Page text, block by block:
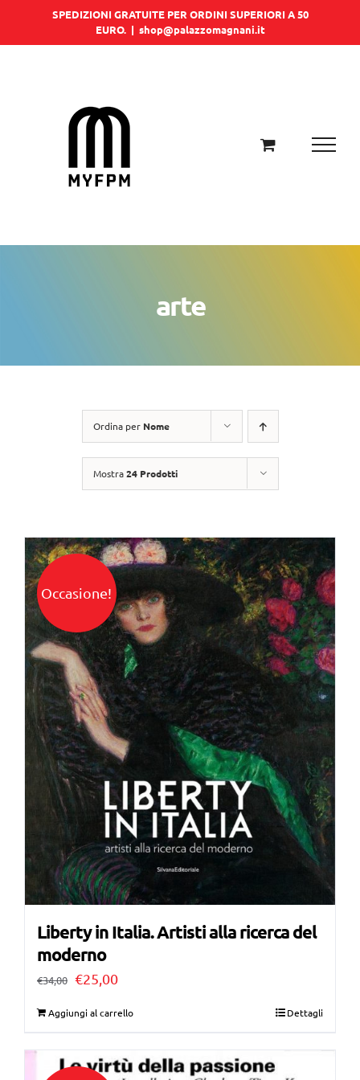
SPEDIZIONI GRATUITE PER ORDINI SUPERIORI A 50
EURO. | shop@palazzomagnani.it
arte
Ordina per Nome
Mostra24 Prodotti
Occasione!
Liberty in Italia. Artisti alla ricerca del
moderno
€34,00 Il
€25,00Il
è:
Aggiungi al carrello Dettagli